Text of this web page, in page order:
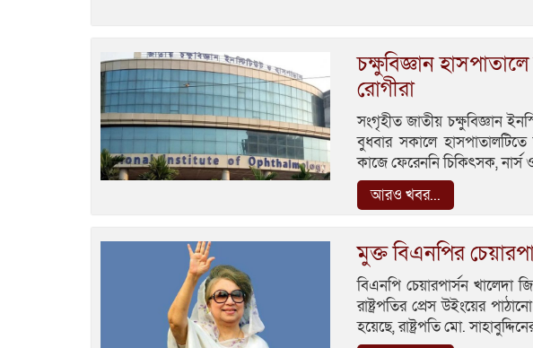
চক্ষুবিজ্ঞান
রোগীরা
সংগৃহীত জাতীয় চক্ষুবিজ্ঞান
বুধবার সকালে হাসপাতালটিতে
কাজে ফেরেননি চিকিৎসক, নার্স
আরও খবর...
মুক্ত বিএনপির
বিএনপি চেয়ারপার্সন খালেদা
রাষ্ট্রপতির প্রেস উইংয়ের
হয়েছে, রাষ্ট্রপতি মো.